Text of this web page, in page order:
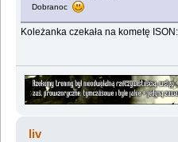
Dobranoc
Koleżanka czekała na kometę
liv